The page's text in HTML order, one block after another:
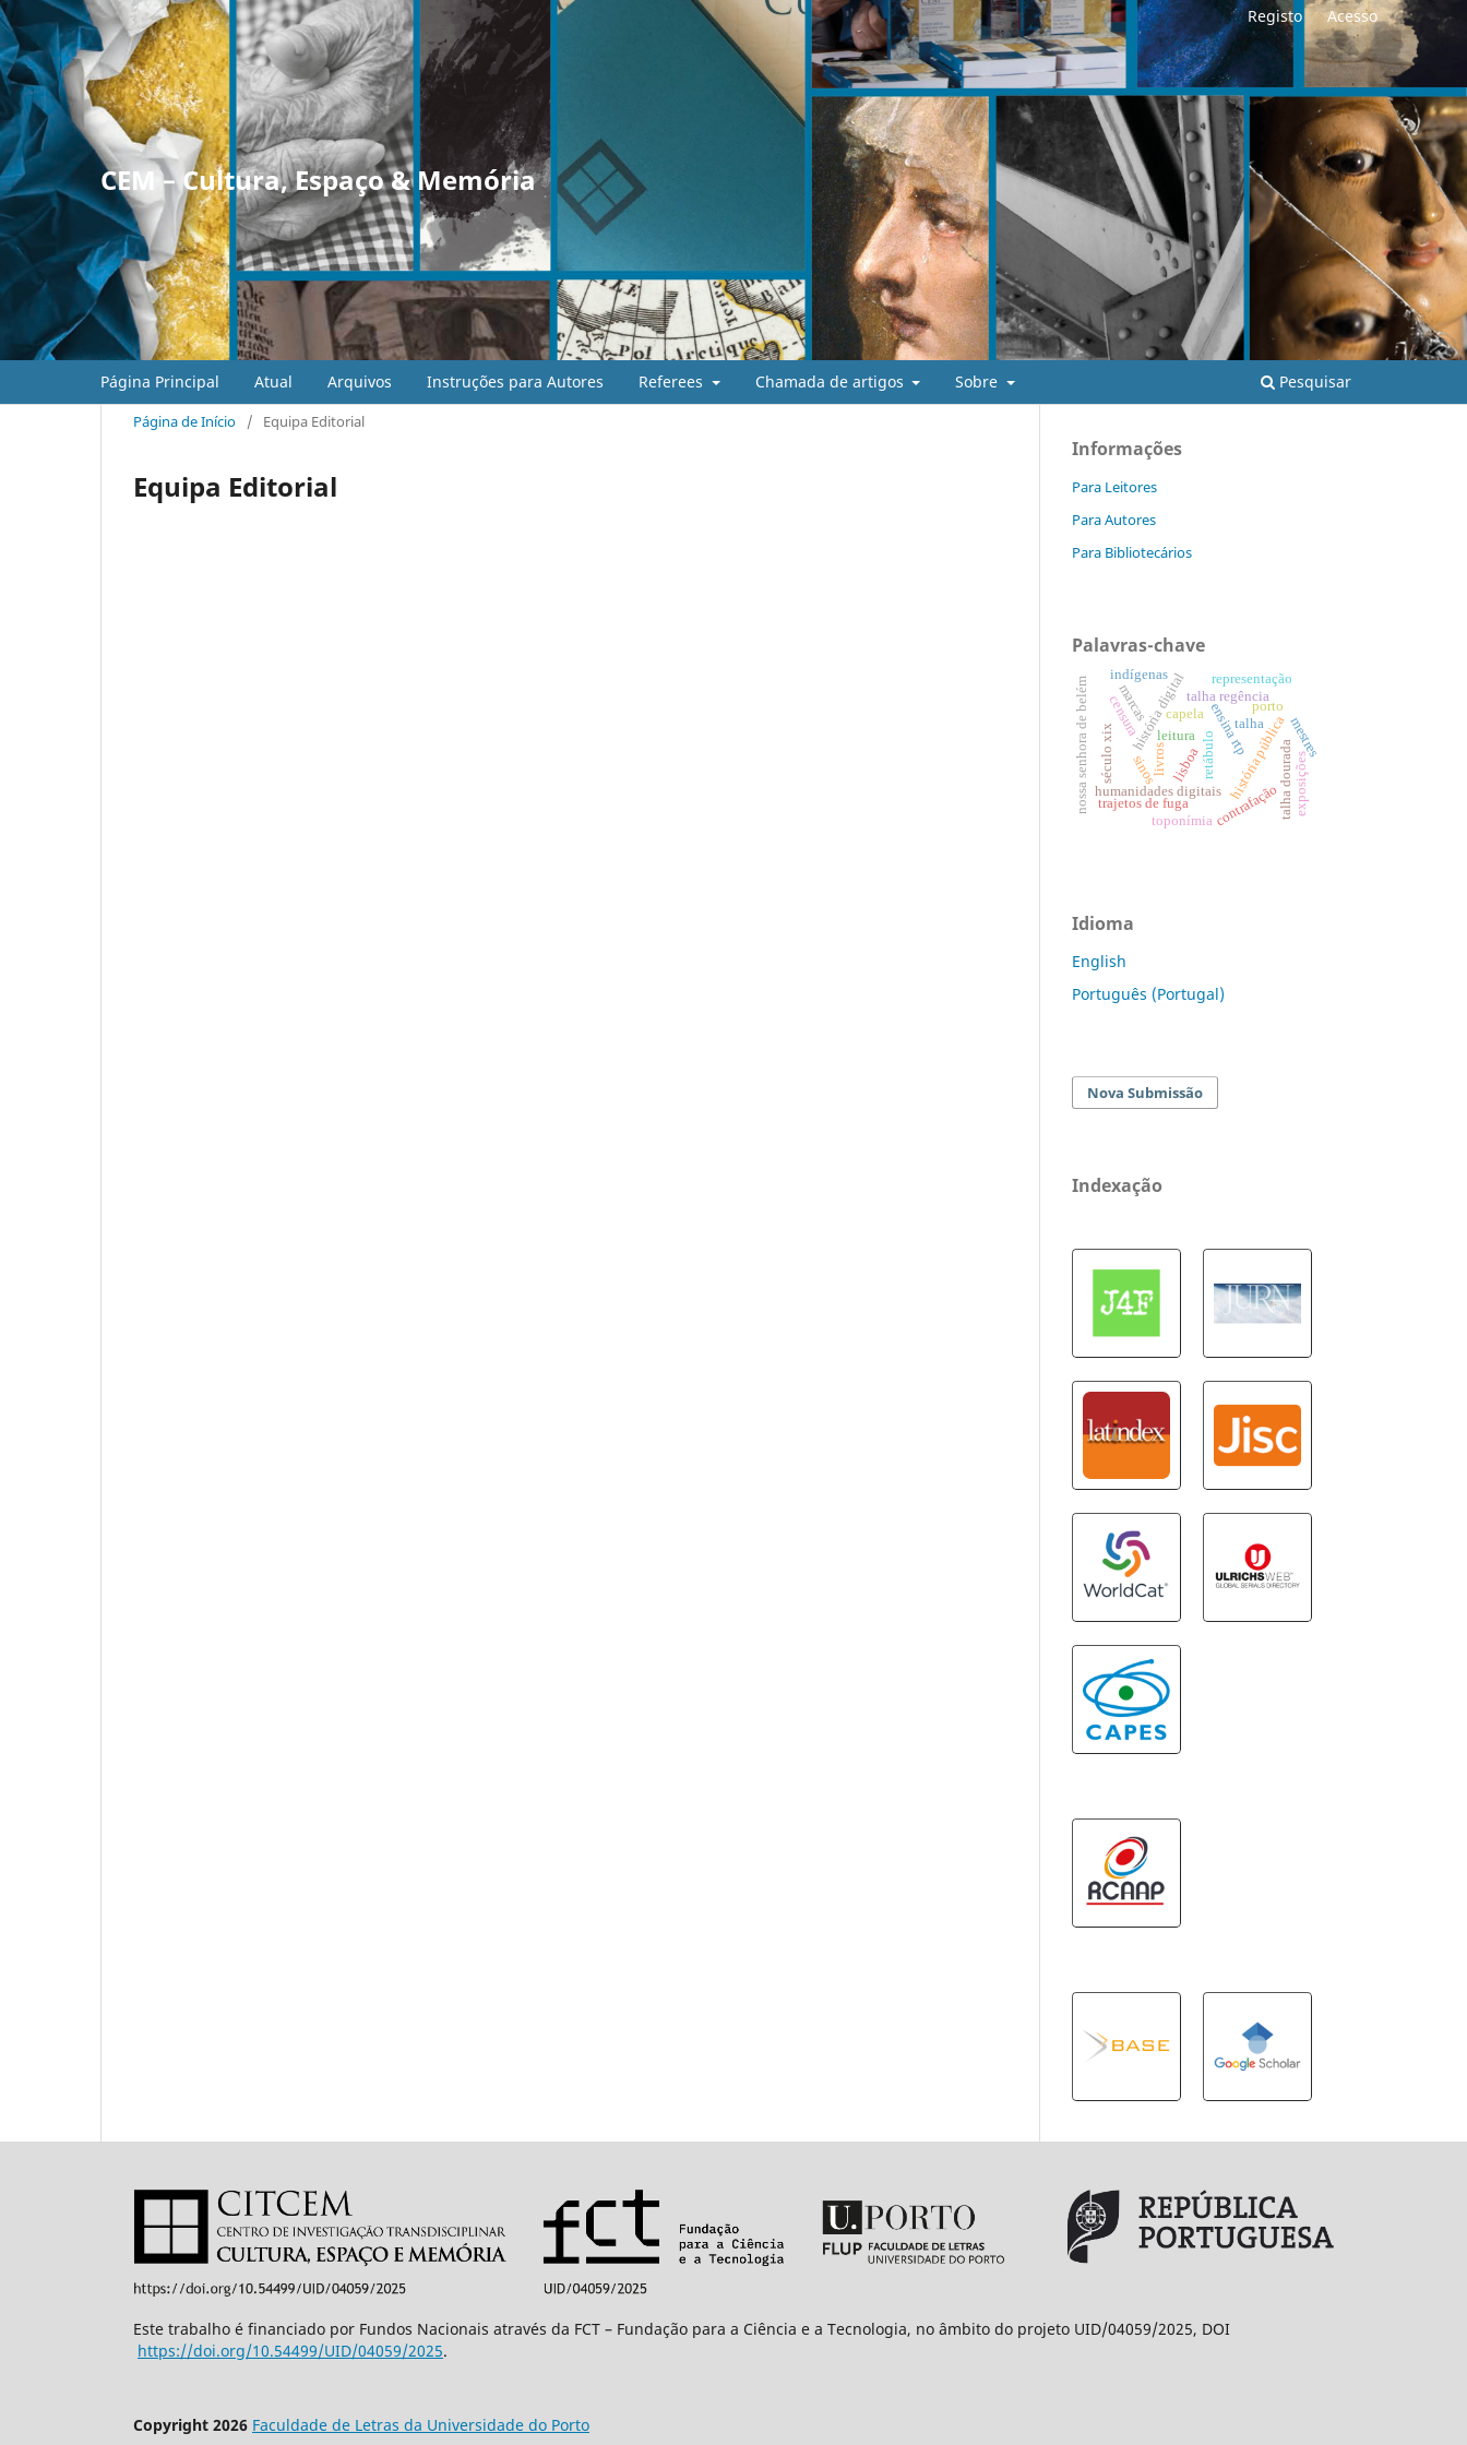
CEM – Cultura, Espaço & Memória
Página Principal Atual Arquivos Instruções para Autores Referees Chamada de artigos Sobre Pesquisar
Registo Acesso
Página de Início / Equipa Editorial
Equipa Editorial
Informações
Para Leitores
Para Autores
Para Bibliotecários
Palavras-chave
retábulo
talha
capela porto
história pública
história digital
humanidades digitais
ensina rtp
leitura
livros
censura
contrafação
trajetos de fuga
lisboa
nossa senhora de belém talha regência
talha dourada
mestres
toponímia
marcas
século xix sinos exposições
representação
indígenas
Idioma
English
Português (Portugal)
Nova Submissão
Indexação
Este trabalho é financiado por Fundos Nacionais através da FCT – Fundação para a Ciência e a Tecnologia, no âmbito do projeto UID/04059/2025, DOI
https://doi.org/10.54499/UID/04059/2025.
Copyright 2026 Faculdade de Letras da Universidade do Porto